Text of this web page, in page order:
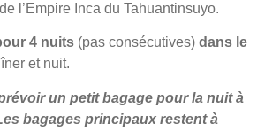
l’Empire Inca du Tahuantinsuyo.
4 nuits (pas consécutives) dans le
et nuit.
un petit bagage pour la nuit à
bagages principaux restent à